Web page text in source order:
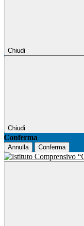
Chiudi
Chiudi
Conferma
Annulla Conferma